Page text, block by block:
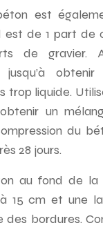
est
est de 1 part de
de gravier.
jusqu’à
trop liquide.
un
du
28 jours.
au fond de la
15 cm et une
des bordures.